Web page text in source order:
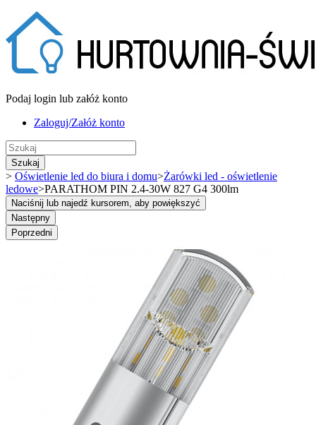
Podaj login lub załóż konto
Zaloguj/Załóż konto
Szukaj
> Oświetlenie led do biura i domu>Żarówki led - oświetlenie
ledowe>PARATHOM PIN 2.4-30W 827 G4 300lm
Naciśnij lub najedź kursorem, aby powiększyć
Następny
Poprzedni